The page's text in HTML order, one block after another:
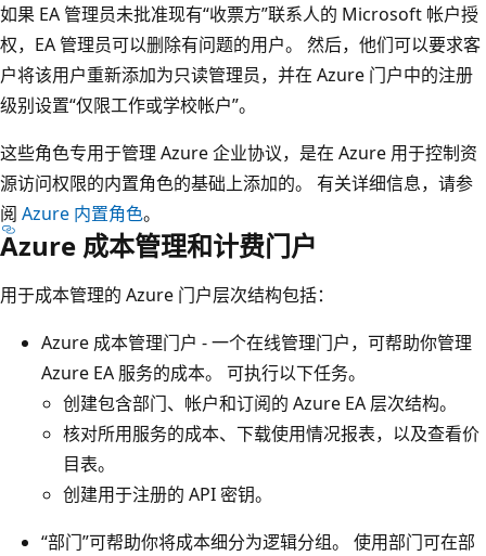
如果 EA 管理员未批准现有“收票方”联系人的 Microsoft 帐户授
权，EA 管理员可以删除有问题的用户。 然后，他们可以要求客
户将该用户重新添加为只读管理员，并在 Azure 门户中的注册
级别设置“仅限工作或学校帐户”。
这些角色专用于管理 Azure 企业协议，是在 Azure 用于控制资
源访问权限的内置角色的基础上添加的。 有关详细信息，请参
阅 Azure 内置角色。
Azure 成本管理和计费门户
用于成本管理的 Azure 门户层次结构包括：
Azure 成本管理门户 - 一个在线管理门户，可帮助你管理
Azure EA 服务的成本。 可执行以下任务。
创建包含部门、帐户和订阅的 Azure EA 层次结构。
核对所用服务的成本、下载使用情况报表，以及查看价
目表。
创建用于注册的 API 密钥。
“部门”可帮助你将成本细分为逻辑分组。 使用部门可在部